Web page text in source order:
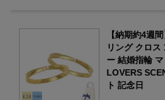
【納期約4週
リング クロス
ー 結婚指輪
LOVERS
ト 記念日